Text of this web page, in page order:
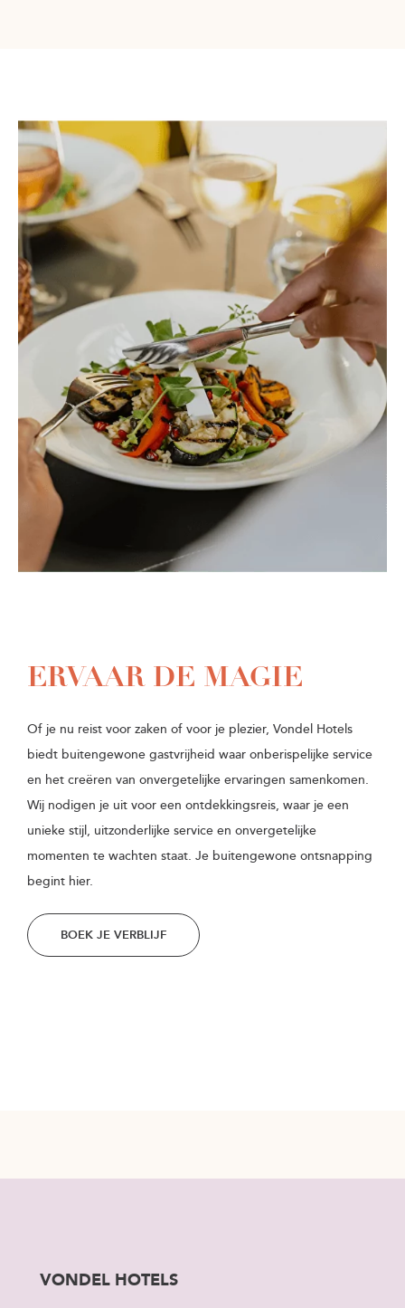
ERVAAR DE MAGIE
Of je nu reist voor zaken of voor je plezier, Vondel Hotels
biedt buitengewone gastvrijheid waar onberispelijke service
en het creëren van onvergetelijke ervaringen samenkomen.
Wij nodigen je uit voor een ontdekkingsreis, waar je een
unieke stijl, uitzonderlijke service en onvergetelijke
momenten te wachten staat. Je buitengewone ontsnapping
begint hier.
BOEK JE VERBLIJF
VONDEL HOTELS